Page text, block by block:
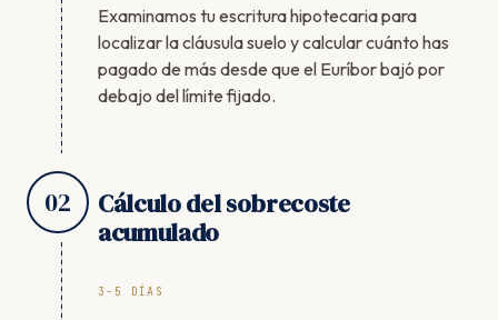
Examinamos tu escritura hipotecaria para
localizar la cláusula suelo y calcular cuánto has
pagado de más desde que el Euríbor bajó por
debajo del límite fijado.
02
Cálculo del sobrecoste
acumulado
3-5 DÍAS